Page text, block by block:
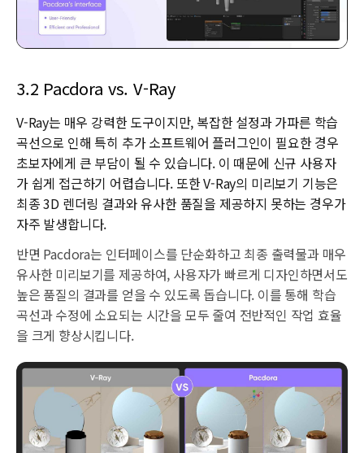
3.2 Pacdora vs. V-Ray
V-Ray는 매우 강력한 도구이지만, 복잡한 설정과 가파른 학습
곡선으로 인해 특히 추가 소프트웨어 플러그인이 필요한 경우
초보자에게 큰 부담이 될 수 있습니다. 이 때문에 신규 사용자
가 쉽게 접근하기 어렵습니다. 또한 V-Ray의 미리보기 기능은
최종 3D 렌더링 결과와 유사한 품질을 제공하지 못하는 경우가
자주 발생합니다.
반면 Pacdora는 인터페이스를 단순화하고 최종 출력물과 매우
유사한 미리보기를 제공하여, 사용자가 빠르게 디자인하면서도
높은 품질의 결과를 얻을 수 있도록 돕습니다. 이를 통해 학습
곡선과 수정에 소요되는 시간을 모두 줄여 전반적인 작업 효율
을 크게 향상시킵니다.